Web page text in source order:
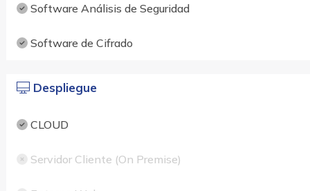
Software Análisis de Seguridad
Software de Cifrado
Despliegue
CLOUD
Servidor Cliente (On Premise)